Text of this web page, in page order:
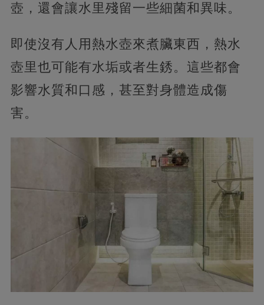
壺，還會讓水里殘留一些細菌和異味。
即使沒有人用熱水壺來煮臟東西，熱水
壺里也可能有水垢或者生銹。這些都會
影響水質和口感，甚至對身體造成傷
害。